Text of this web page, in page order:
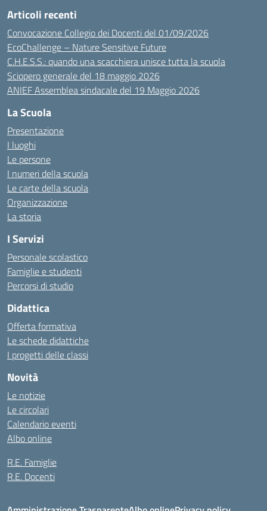
Articoli recenti
Convocazione Collegio dei Docenti del 01/09/2026
EcoChallenge – Nature Sensitive Future
C.H.E.S.S.: quando una scacchiera unisce tutta la scuola
Sciopero generale del 18 maggio 2026
ANIEF Assemblea sindacale del 19 Maggio 2026
La Scuola
Presentazione
I luoghi
Le persone
I numeri della scuola
Le carte della scuola
Organizzazione
La storia
I Servizi
Personale scolastico
Famiglie e studenti
Percorsi di studio
Didattica
Offerta formativa
Le schede didattiche
I progetti delle classi
Novità
Le notizie
Le circolari
Calendario eventi
Albo online
R.E. Famiglie
R.E. Docenti